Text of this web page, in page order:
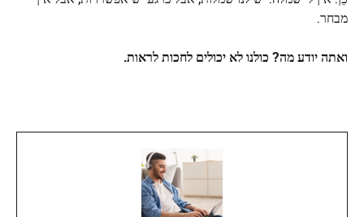
מבחר.
ואתה יודע מה? כולנו לא יכולים לחכות לראות.